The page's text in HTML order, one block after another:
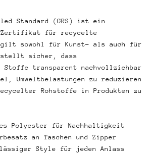
Standard (GRS) ist ein
Zertifikat für recycelte
gilt sowohl für Kunst- als auch für
stellt sicher, dass
Stoffe transparent nachvollziehbar
Umweltbelastungen zu reduzieren
Rohstoffe in Produkten zu
Polyester für Nachhaltigkeit
an Taschen und Zipper
Style für jeden Anlass